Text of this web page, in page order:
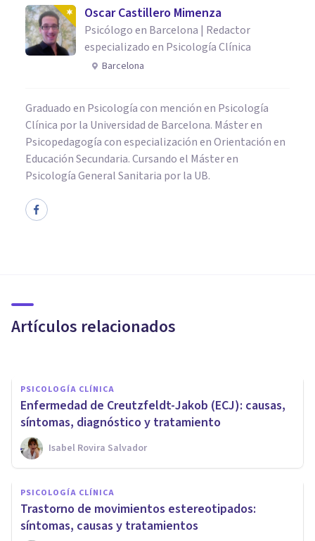
Oscar Castillero Mimenza
Psicólogo en Barcelona | Redactor
especializado en Psicología Clínica
Barcelona
Graduado en Psicología con mención en Psicología
Clínica por la Universidad de Barcelona. Máster en
Psicopedagogía con especialización en Orientación en
Educación Secundaria. Cursando el Máster en
Psicología General Sanitaria por la UB.
Artículos relacionados
síntomas y tratamiento
PSICOLOGÍA CLÍNICA
Enfermedad de Creutzfeldt-Jakob (ECJ): causas,
síntomas, diagnóstico y tratamiento
Isabel Rovira Salvador
PSICOLOGÍA CLÍNICA
Trastorno de movimientos estereotipados:
síntomas, causas y tratamientos
PSICOLOGÍA CLÍNICA
Trastorno del procesamiento
auditivo: síntomas, causas y
tratamiento